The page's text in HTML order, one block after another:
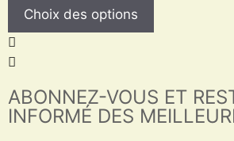
Choix des options
ABONNEZ-VOUS ET
INFORMÉ DES